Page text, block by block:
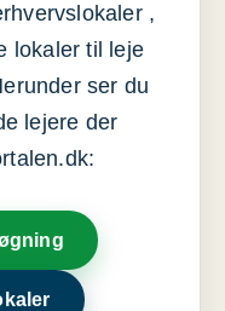
,
lokaler til leje
ser du
lejere der